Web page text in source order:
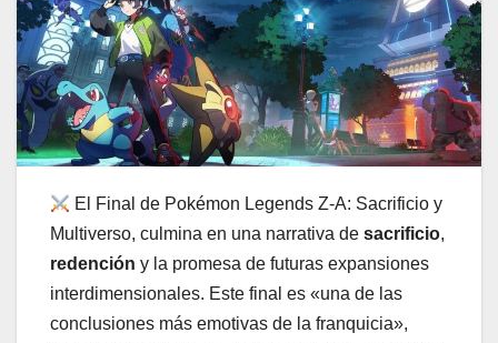
El Final de Pokémon Legends Z-A: Sacrificio y
Multiverso, culmina en una narrativa de sacrificio,
redención y la promesa de futuras expansiones
interdimensionales. Este final es «una de las
conclusiones más emotivas de la franquicia»,